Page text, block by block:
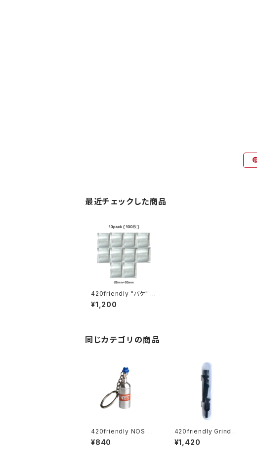
最近チェックした商品
420friendly "パケ" 小
型サイズ 25mm×35m
m (10枚入り10パック)
¥1,200
同じカテゴリの商品
420friendly NOS ニ
トロボンベ型 キーホル
ダー(収納ケース)
¥840
420friendly Grinder
Cleaning Kit 4点セッ
ト グラインダー クリー
¥1,420